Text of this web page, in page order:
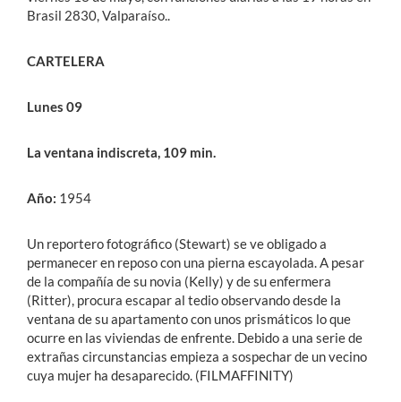
Brasil 2830, Valparaíso..
CARTELERA
Lunes 09
La ventana indiscreta, 109 min.
Año: 1954
Un reportero fotográfico (Stewart) se ve obligado a
permanecer en reposo con una pierna escayolada. A pesar
de la compañía de su novia (Kelly) y de su enfermera
(Ritter), procura escapar al tedio observando desde la
ventana de su apartamento con unos prismáticos lo que
ocurre en las viviendas de enfrente. Debido a una serie de
extrañas circunstancias empieza a sospechar de un vecino
cuya mujer ha desaparecido. (FILMAFFINITY)